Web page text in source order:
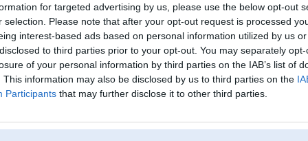
for targeted advertising by us, please use the below opt-out
selection. Please note that after your opt-out request is processed
interest-based ads based on personal information utilized by us
to third parties prior to your opt-out. You may separately
of your personal information by third parties on the IAB’s list of
This information may also be disclosed by us to third parties on the
Participants that may further disclose it to other third parties.
Pēdējo reizi manīts: 11. Jun 2024, 15:04
Lietotājvārds:
Sebs
Braucu ar:
meseršmitu uz Maskavu
Ziņojumi forumā:
[Pēdējie ziņojumi forumā]